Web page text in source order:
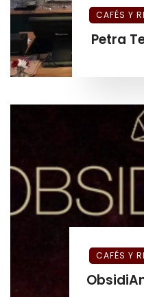
CAFÉS Y
Petra
CAFÉS Y